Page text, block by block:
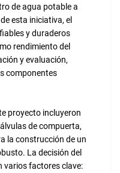
de agua potable a
esta iniciativa, el
y duraderos
rendimiento del
y evaluación,
componentes
proyecto incluyeron
de compuerta,
la construcción de un
La decisión del
varios factores clave: